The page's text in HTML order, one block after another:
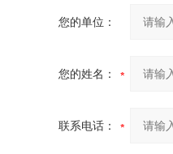
您的单位：
您的姓名：
联系电话：